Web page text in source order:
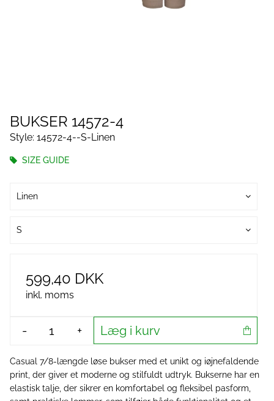
BUKSER 14572-4
Style: 14572-4--S-Linen
SIZE GUIDE
Linen
S
599,40 DKK
inkl. moms
- + Læg i kurv
Casual 7/8-længde løse bukser med et unikt og iøjnefaldende
print, der giver et moderne og stilfuldt udtryk. Bukserne har en
elastisk talje, der sikrer en komfortabel og fleksibel pasform,